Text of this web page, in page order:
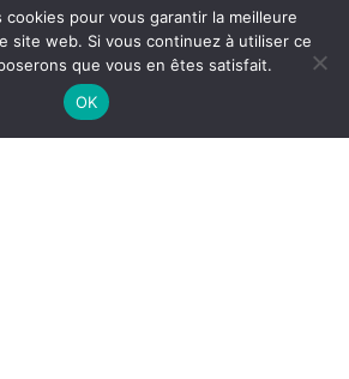
Du Compostelle
2025 Bordeaux
cookies pour vous garantir la meilleure
site web. Si vous continuez à utiliser ce
que vous en êtes satisfait.
OK